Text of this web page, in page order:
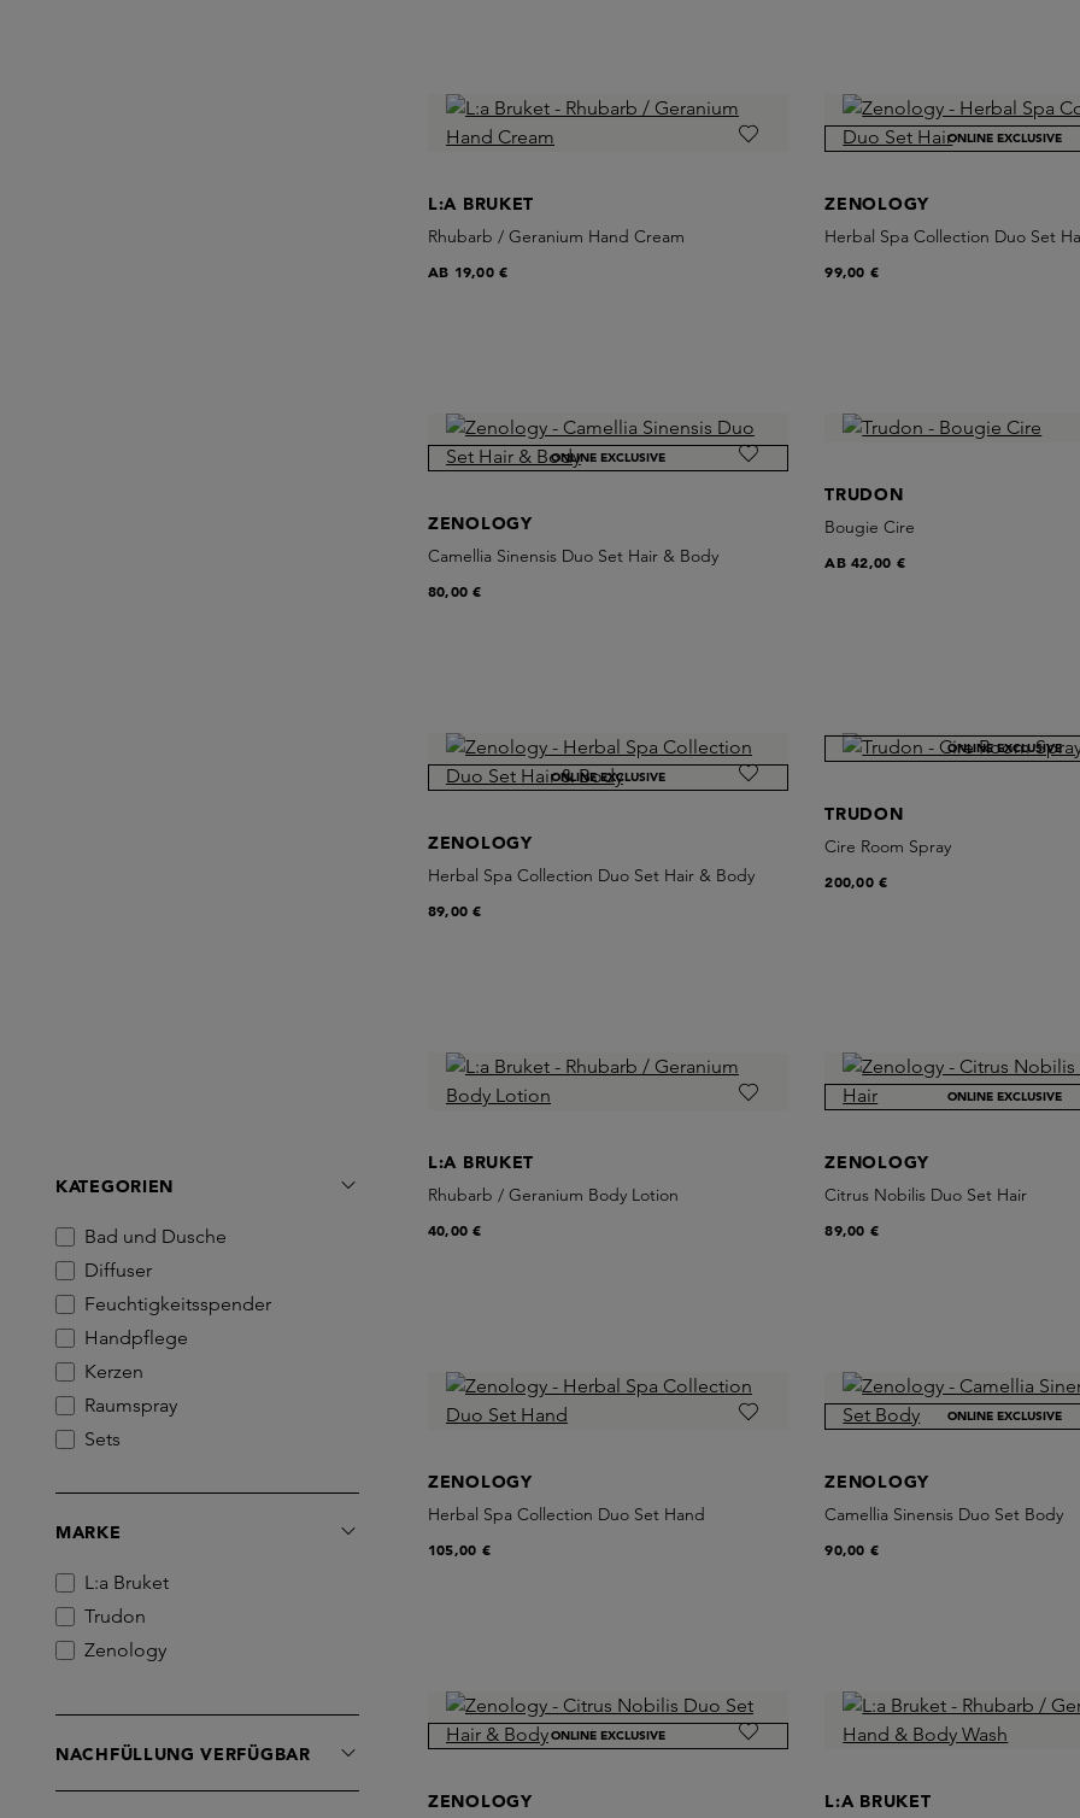
KATEGORIEN
Bad und Dusche
Diffuser
Feuchtigkeitsspender
Handpflege
Kerzen
Raumspray
Sets
MARKE
L:a Bruket
Trudon
Zenology
NACHFÜLLUNG VERFÜGBAR
L:A BRUKET
Rhubarb / Geranium Hand Cream
AB 19,00 €
ONLINE EXCLUSIVE
ZENOLOGY
Herbal Spa Collection Duo Set
99,00 €
ONLINE EXCLUSIVE
ZENOLOGY
Camellia Sinensis Duo Set Hair & Body
80,00 €
TRUDON
Bougie Cire
AB42,00 €
ONLINE EXCLUSIVE
ZENOLOGY
Herbal Spa Collection Duo Set Hair & Body
89,00 €
ONLINE EXCLUSIVE
TRUDON
Cire Room Spray
200,00 €
L:A BRUKET
Rhubarb / Geranium Body Lotion
40,00 €
ONLINE EXCLUSIVE
ZENOLOGY
Citrus Nobilis Duo Set Hair
89,00 €
ZENOLOGY
Herbal Spa Collection Duo Set Hand
105,00 €
ONLINE EXCLUSIVE
ZENOLOGY
Camellia Sinensis Duo Set Body
90,00 €
ONLINE EXCLUSIVE
ZENOLOGY
L:A BRUKET